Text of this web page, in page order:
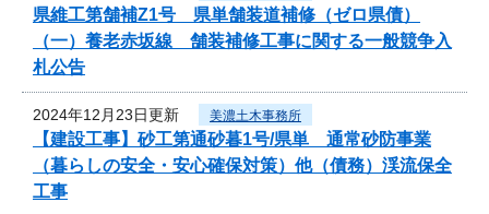
県維工第舗補Z1号 県単舗装道補修（ゼロ県債）
（一）養老赤坂線 舗装補修工事に関する一般競争入
札公告
2024年12月23日更新 美濃土木事務所
【建設工事】砂工第通砂暮1号/県単 通常砂防事業
（暮らしの安全・安心確保対策）他（債務）渓流保全
工事